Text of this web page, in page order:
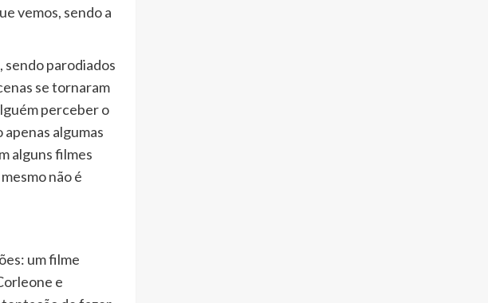
vemos, sendo a
sendo parodiados
se tornaram
perceber o
algumas
alguns filmes
não é
um filme
e